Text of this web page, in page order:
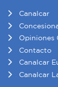
Canalcar
Opiniones
Contacto
Canalcar
Canalcar